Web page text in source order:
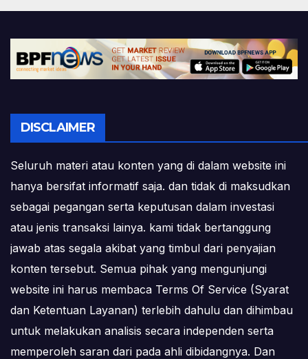
DISCLAIMER
Seluruh materi atau konten yang di dalam website ini
hanya bersifat informatif saja. dan tidak di maksudkan
sebagai pegangan serta keputusan dalam investasi
atau jenis transaksi lainya. kami tidak bertanggung
jawab atas segala akibat yang timbul dari penyajian
konten tersebut. Semua pihak yang mengunjungi
website ini harus membaca Terms Of Service (Syarat
dan Ketentuan Layanan) terlebih dahulu dan dihimbau
untuk melakukan analisis secara independen serta
memperoleh saran dari pada ahli dibidangnya. Dan